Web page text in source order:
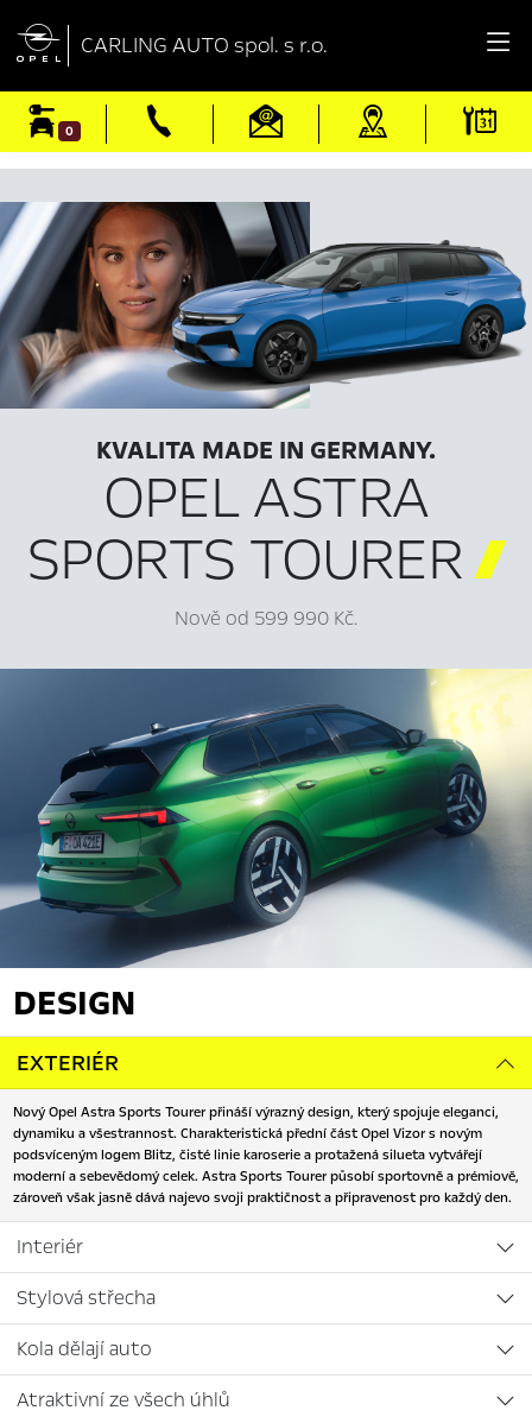
 CARLING AUTO spol. s r.o.
0
KVALITA MADE IN GERMANY.
OPEL ASTRA
SPORTS TOURER
Nově od 599 990 Kč.
DESIGN
EXTERIÉR
Nový Opel Astra Sports Tourer přináší výrazný design, který spojuje eleganci,
dynamiku a všestrannost. Charakteristická přední část Opel Vizor s novým
podsvíceným logem Blitz, čisté linie karoserie a protažená silueta vytvářejí
moderní a sebevědomý celek. Astra Sports Tourer působí sportovně a prémiově,
zároveň však jasně dává najevo svoji praktičnost a připravenost pro každý den.
Interiér
Stylová střecha
Kola dělají auto
Atraktivní ze všech úhlů